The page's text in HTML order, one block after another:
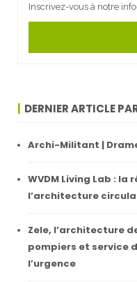
Inscrivez-vous à notre
DERNIER ARTICLE
Archi-Militant |
WVDM Living Lab :
l’architecture
Zele, l’architecture
pompiers et service
l’urgence